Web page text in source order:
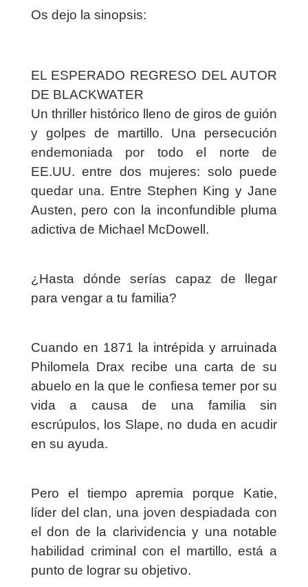
Os dejo la sinopsis:
EL ESPERADO REGRESO DEL AUTOR
DE BLACKWATER
Un thriller histórico lleno de giros de guión
y golpes de martillo. Una persecución
endemoniada por todo el norte de
EE.UU. entre dos mujeres: solo puede
quedar una. Entre Stephen King y Jane
Austen, pero con la inconfundible pluma
adictiva de Michael McDowell.
¿Hasta dónde serías capaz de llegar
para vengar a tu familia?
Cuando en 1871 la intrépida y arruinada
Philomela Drax recibe una carta de su
abuelo en la que le confiesa temer por su
vida a causa de una familia sin
escrúpulos, los Slape, no duda en acudir
en su ayuda.
Pero el tiempo apremia porque Katie,
líder del clan, una joven despiadada con
el don de la clarividencia y una notable
habilidad criminal con el martillo, está a
punto de lograr su objetivo.